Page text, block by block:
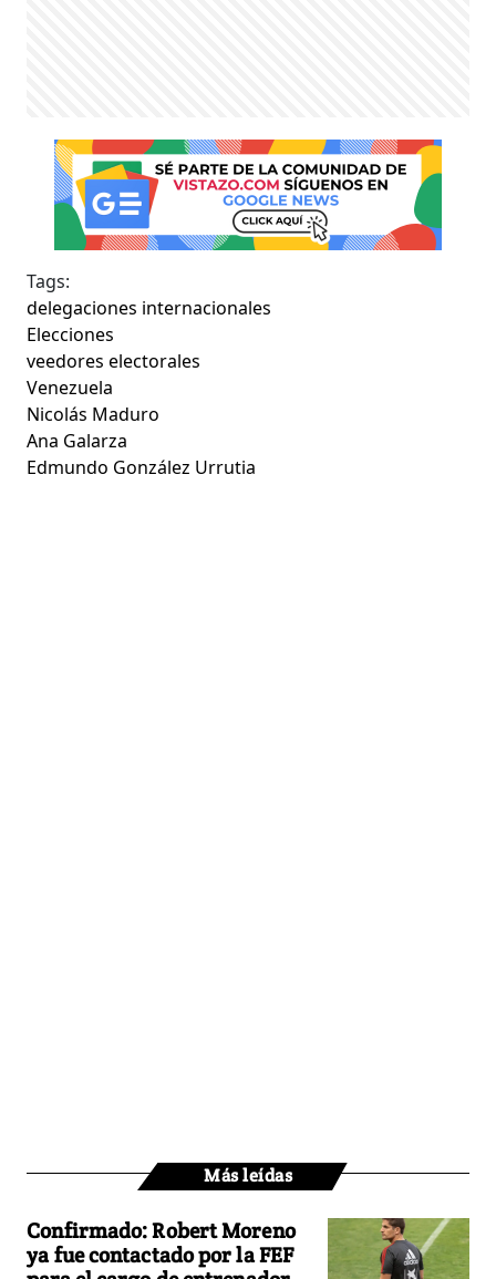
Tags:
delegaciones internacionales
Elecciones
veedores electorales
Venezuela
Nicolás Maduro
Ana Galarza
Edmundo González Urrutia
Más leídas
Confirmado: Robert Moreno
ya fue contactado por la FEF